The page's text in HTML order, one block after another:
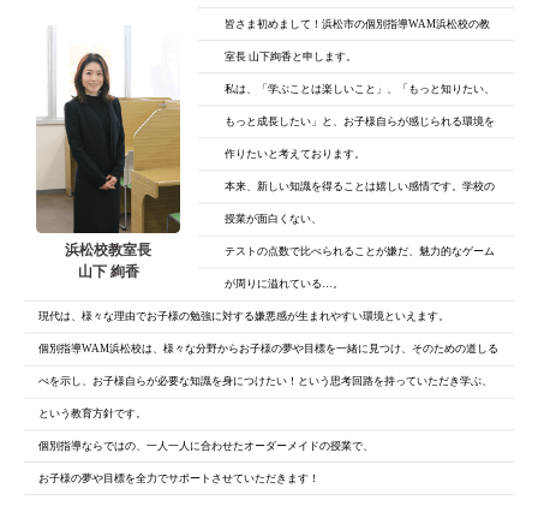
浜松校教室長
山下 絢香
皆さま初めまして！浜松市の個別指導WAM浜松校の教
室長 山下絢香と申します。
私は、「学ぶことは楽しいこと」、「もっと知りたい、
もっと成長したい」と、 お子様自らが感じられる環境を
作りたいと考えております。
本来、新しい知識を得ることは嬉しい感情です。学校の
授業が面白くない、
テストの点数で比べられることが嫌だ、魅力的なゲーム
が周りに溢れている…。
現代は、様々な理由でお子様の勉強に対する嫌悪感が生まれやすい環境といえます。
個別指導WAM浜松校は、様々な分野からお子様の夢や目標を一緒に見つけ、そのための道しる
べを示し、お子様自らが必要な知識を身につけたい！という思考回路を持っていただき学ぶ、
という教育方針です。
個別指導ならではの、一人一人に合わせたオーダーメイドの授業で、
お子様の夢や目標を全力でサポートさせていただきます！